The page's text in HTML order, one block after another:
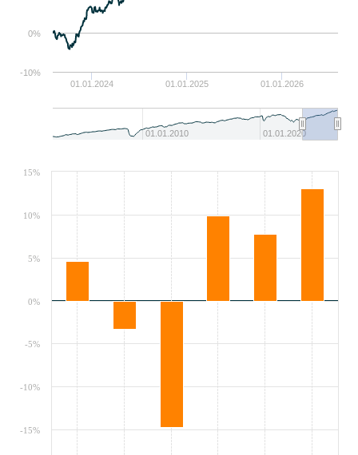
01.01.2024 01.01.2025 01.01.2026
01.01.2010 01.01.2020
-10%
0%
-15%
-10%
-5%
0%
5%
10%
15%